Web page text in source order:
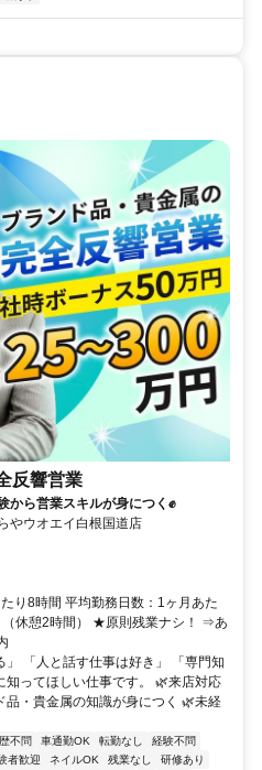
反響営業
ら営業スキルが身につく✊
やウオエイ白根国道店
り8時間 平均勤務日数：1ヶ月あた
（休憩2時間） ★原則残業ナシ！ ⇒あ
「人と話す仕事は好き」 「専門知
ってほしい仕事です。 🌿来店対応
・貴金属の知識が身につく 🌿未経
不問 車通勤OK 転勤なし
経験不問
者歓迎 ネイルOK 残業なし
研修あり